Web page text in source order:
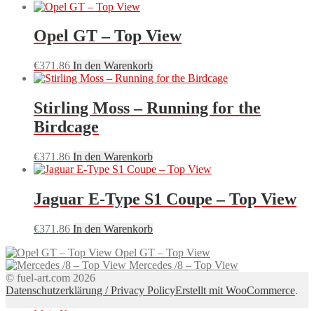
Opel GT – Top View
€371.86 In den Warenkorb
Stirling Moss – Running for the
Birdcage
€371.86 In den Warenkorb
Jaguar E-Type S1 Coupe – Top View
€371.86 In den Warenkorb
Opel GT – Top View
Mercedes /8 – Top View
© fuel-art.com 2026
Datenschutzerklärung / Privacy PolicyErstellt mit WooCommerce.